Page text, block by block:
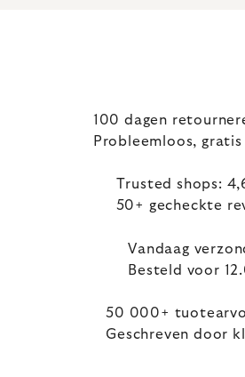
100 dagen
Probleemloos,
Trusted shops:
50+ gecheckte
Vandaag
Besteld voor
50 000+
Geschreven door